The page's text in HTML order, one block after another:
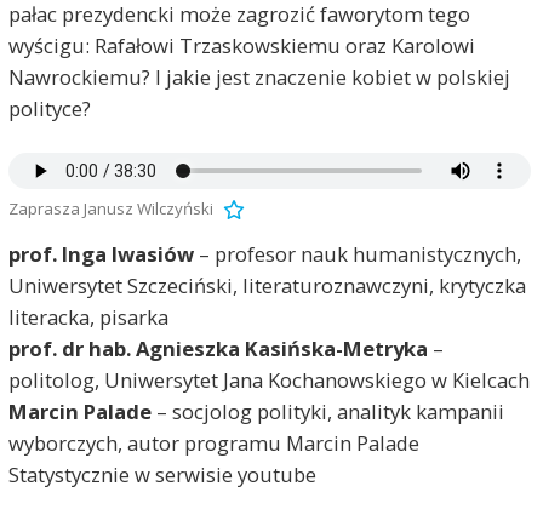
pałac prezydencki może zagrozić faworytom tego
wyścigu: Rafałowi Trzaskowskiemu oraz Karolowi
Nawrockiemu? I jakie jest znaczenie kobiet w polskiej
polityce?
Zaprasza Janusz Wilczyński
prof. Inga Iwasiów– profesor nauk humanistycznych,
Uniwersytet Szczeciński, literaturoznawczyni, krytyczka
literacka, pisarka
prof. dr hab. Agnieszka Kasińska-Metryka –
politolog, Uniwersytet Jana Kochanowskiego w Kielcach
Marcin Palade– socjolog polityki, analityk kampanii
wyborczych, autor programu Marcin Palade
Statystycznie w serwisie youtube